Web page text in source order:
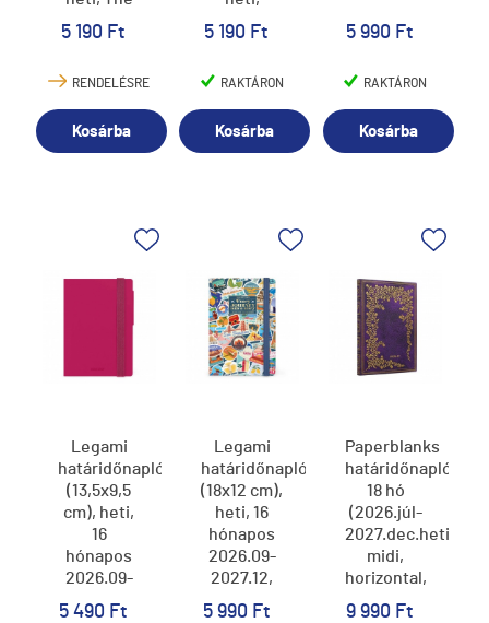
Simpsons
2026/2027
5 190 Ft
RENDELÉSRE
Kosárba
Pusheen
Tropical
5 190 Ft
RAKTÁRON
Kosárba
5 990 Ft
RAKTÁRON
Kosárba
Legami
határidőnapló
(13,5x9,5
cm), heti,
16
hónapos
2026.09-
2027.12,
5 490 Ft
Legami
határidőnapló
(18x12 cm),
heti, 16
hónapos
2026.09-
2027.12,
Travel
5 990 Ft
Paperblanks
határidőnapló
18 hó
(2026.júl-
2027.dec.heti),
midi,
horizontal,
Flexis,
9 990 Ft